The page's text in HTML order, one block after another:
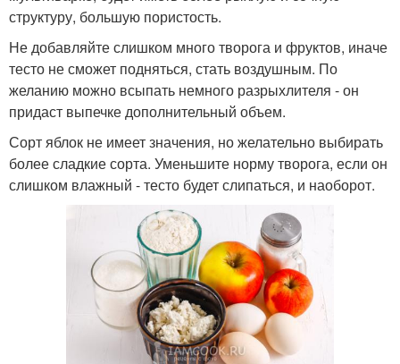
структуру, большую пористость.
Не добавляйте слишком много творога и фруктов, иначе
тесто не сможет подняться, стать воздушным. По
желанию можно всыпать немного разрыхлителя - он
придаст выпечке дополнительный объем.
Сорт яблок не имеет значения, но желательно выбирать
более сладкие сорта. Уменьшите норму творога, если он
слишком влажный - тесто будет слипаться, и наоборот.